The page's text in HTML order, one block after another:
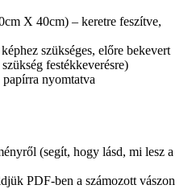
X 40cm) – keretre feszítve,
szükséges, előre bekevert
festékkeverésre)
nyomtatva
(segít, hogy lásd, mi lesz a
PDF-ben a számozott vászon